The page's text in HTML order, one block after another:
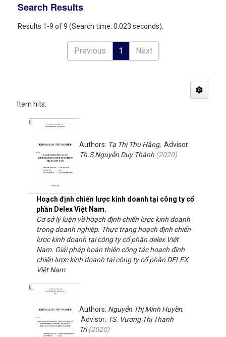
Search Results
Results 1-9 of 9 (Search time: 0.023 seconds).
Previous 1 Next
Item hits:
Hoạch định chiến lược kinh doanh tại công ty cổ
phần Delex Việt Nam.
Authors: Tạ Thị Thu Hằng; Advisor:
Th.S Nguyễn Duy Thành (2020)
Cơ sở lý luận về hoạch định chiến lược kinh doanh
trong doanh nghiệp. Thực trạng hoạch định chiến
lược kinh doanh tại công ty cổ phần delex Việt
Nam. Giải pháp hoàn thiện công tác hoạch định
chiến lược kinh doanh tại công ty cổ phần DELEX
Việt Nam
Authors: Nguyễn Thị Minh Huyền;
Advisor: TS. Vương Thị Thanh
Trì(2020)